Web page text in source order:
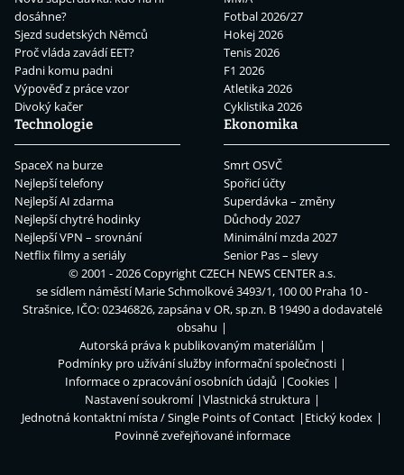
dosáhne?
Sjezd sudetských Němců
Proč vláda zavádí EET?
Padni komu padni
Výpověď z práce vzor
Divoký kačer
Fotbal 2026/27
Hokej 2026
Tenis 2026
F1 2026
Atletika 2026
Cyklistika 2026
Technologie
SpaceX na burze
Nejlepší telefony
Nejlepší AI zdarma
Nejlepší chytré hodinky
Nejlepší VPN – srovnání
Netflix filmy a seriály
Ekonomika
Smrt OSVČ
Spořicí účty
Superdávka – změny
Důchody 2027
Minimální mzda 2027
Senior Pas – slevy
© 2001 - 2026 CopyrightCZECH NEWS CENTER a.s.
se sídlem náměstí Marie Schmolkové 3493/1, 100 00 Praha 10 -
Strašnice, IČO: 02346826, zapsána v OR, sp.zn. B 19490 a dodavatelé
obsahu
Autorská práva k publikovaným materiálům
Podmínky pro užívání služby informační společnosti
Informace o zpracování osobních údajů
Cookies
Nastavení soukromí
Vlastnická struktura
Jednotná kontaktní místa / Single Points of Contact
Etický kodex
Povinně zveřejňované informace